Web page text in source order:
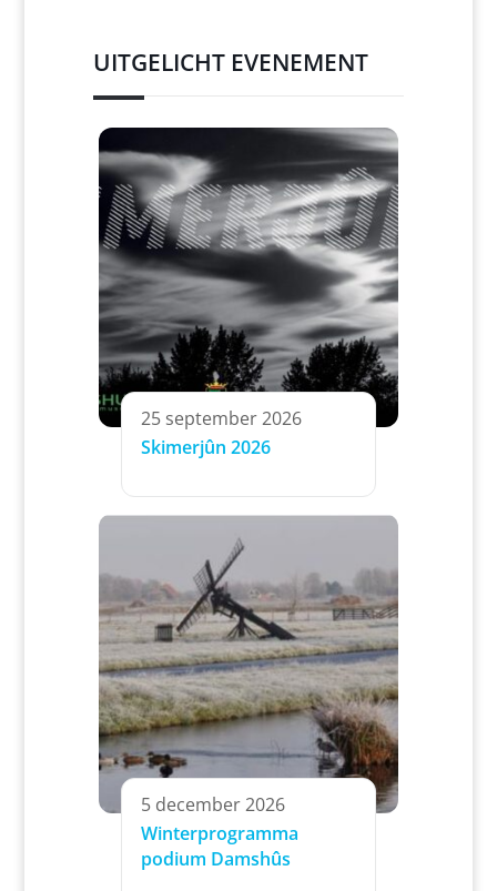
UITGELICHT EVENEMENT
25 september 2026
Skimerjûn 2026
5 december 2026
Winterprogramma
podium Damshûs